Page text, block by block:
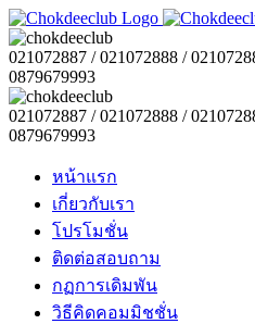
021072887 / 021072888 /
0879679993
021072887 / 021072888 /
0879679993
หน้าแรก
เกี่ยวกับเรา
โปรโมชั่น
ติดต่อสอบถาม
กฏการเดิมพัน
วิธีคิดคอมมิชชั่น